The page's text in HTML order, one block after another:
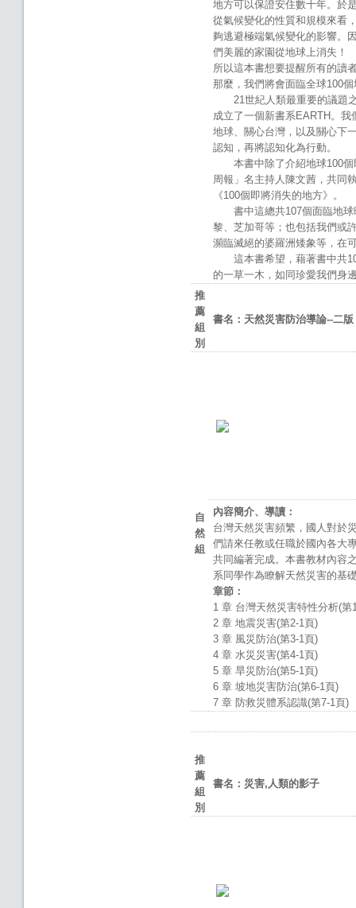
地方可以保證安住數十年。
從氣候變化的性質和規模來看
夠逃避極端氣候變化的影響。
們美麗的家園從地球上消失！
所以這本書想要提醒所有的讀
那麼，我們將會面臨全球100
21世紀人類最重要的議題
成立了一個新書系EARTH。
地球、關心台灣，以及關心下
認知，再將認知化為行動。
本書中除了介紹地球100個
周報」名主持人陳文茜，共同
《100個即將消失的地方》。
書中這總共107個面臨地球
黎、芝加哥等；也包括我們或
瀕臨滅絕的婆羅洲矮象等，在
這本書希望，藉著書中共
的一草一木，如同珍愛我們身
推
薦
組
別
書名：天然災害防治導論--二版
自
然
組
內容簡介、導讀：
台灣天然災害頻繁，國人對於
們請來任教或任職於國內各大
共同編著完成。本書教材內容
系同學作為瞭解天然災害的基
章節：
1 章 台灣天然災害特性分析(第
2 章 地震災害(第2-1頁)
3 章 風災防治(第3-1頁)
4 章 水災災害(第4-1頁)
5 章 旱災防治(第5-1頁)
6 章 坡地災害防治(第6-1頁)
7 章 防救災體系認識(第7-1頁)
推
薦
組
別
書名：災害, 人類的影子